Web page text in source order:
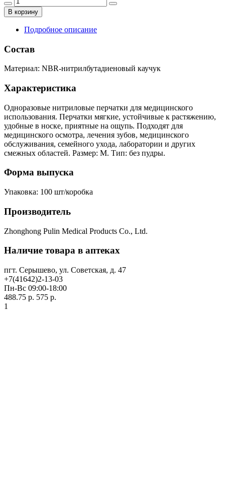
В корзину
Подробное описание
Состав
Материал: NBR-нитрилбутадиеновый каучук
Характеристика
Одноразовые нитриловые перчатки для медицинского
использования. Перчатки мягкие, устойчивые к растяжению,
удобные в носке, приятные на ощупь. Подходят для
медицинского осмотра, лечения зубов, медицинского
обслуживания, семейного ухода, лаборатории и других
смежных областей. Размер: M. Тип: без пудры.
Форма выпуска
Упаковка: 100 шт/коробка
Производитель
Zhonghong Pulin Medical Products Co., Ltd.
Наличие товара в аптеках
пгт. Серышево, ул. Советская, д. 47
+7(41642)2-13-03
Пн-Вс 09:00-18:00
488.75 р. 575 р.
1